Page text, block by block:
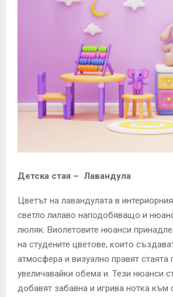
Детска стая – Лавандула
Цветът на лавандулата в
светло лилаво наподобяващо и
люляк. Виолетовите нюанси
на студените цветове, които
атмосфера и визуално правят стаята
увеличавайки обема и. Тези нюанси
добавят забавна и игрива нотка към